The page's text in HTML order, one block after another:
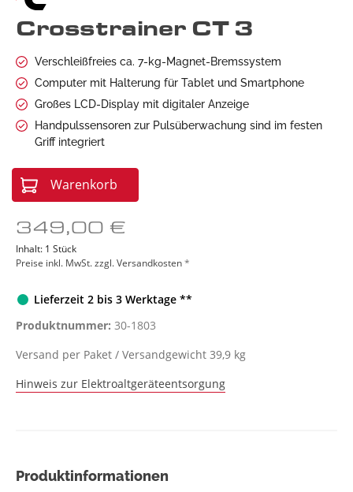
Crosstrainer CT 3
Verschleißfreies ca. 7-kg-Magnet-Bremssystem
Computer mit Halterung für Tablet und Smartphone
Großes LCD-Display mit digitaler Anzeige
Handpulssensoren zur Pulsüberwachung sind im festen
Griff integriert
Warenkorb
349,00 €
Inhalt: 1 Stück
Preise inkl. MwSt. zzgl. Versandkosten*
Lieferzeit 2 bis 3 Werktage **
Produktnummer: 30-1803
Versand per Paket / Versandgewicht 39,9 kg
Hinweis zur Elektroaltgeräteentsorgung
Produktinformationen